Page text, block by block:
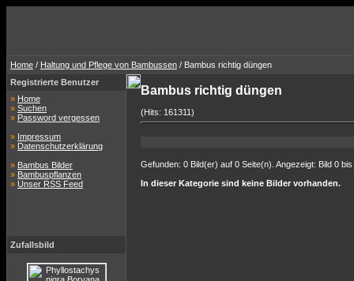
Home / Haltung und Pflege von Bambussen / Bambus richtig düngen
Registrierte Benutzer
» Home
» Suchen
» Password vergessen
» Impressum
» Datenschutzerklärung
» Bambus Bilder
» Bambuspflanzen
» Unser RSS Feed
Zufallsbild
Bambus richtig düngen
(Hits: 161311)
Gefunden: 0 Bild(er) auf 0 Seite(n). Angezeigt: Bild 0 bis
In dieser Kategorie sind keine Bilder vorhanden.